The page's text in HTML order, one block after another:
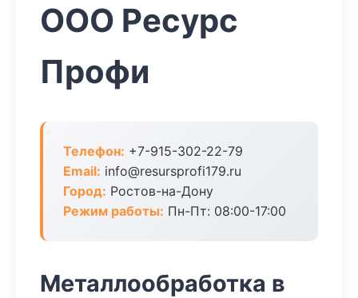
ООО Ресурс
Профи
Телефон: +7-915-302-22-79
Email: info@resursprofi179.ru
Город: Ростов-на-Дону
Режим работы: Пн-Пт: 08:00-17:00
Металлообработка в